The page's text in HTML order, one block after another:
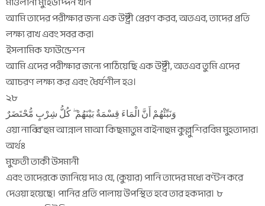
আমি তাদের পরীক্ষার জন্য এক উষ্ট্রী প্রেরণ করব, অতএব, তাদের প্রতি
লক্ষ্য রাখ এবং সবর কর।
ইসলামিক ফাউন্ডেশন
আমি এদের পরীক্ষার জন্যে পাঠিয়েছি এক উষ্ট্রী, অতএব তুমি এদের
আচরণ লক্ষ্য কর এবং ধৈর্যশীল হও।
২৮
وَنَبِّئْهُمْ أَنَّ الْمَاءَ قِسْمَةٌ بَيْنَهُمْ ۖ كُلُّ شِرْبٍ مُّحْتَضَرٌ
ওয়া নাব্বি’হুম আন্নাল মাআ কিছমাতুম বাইনাহুম কুল্লুশিরবিম মুহতাদার।
অর্থঃ
মুফতী তাকী উসমানী
এবং তাদেরকে জানিয়ে দাও যে, (কুয়ার) পানি তাদের মধ্যে বণ্টন করে
দেওয়া হয়েছে। পানির প্রতি পালায় উপস্থিত হবে তার হকদার। ৮